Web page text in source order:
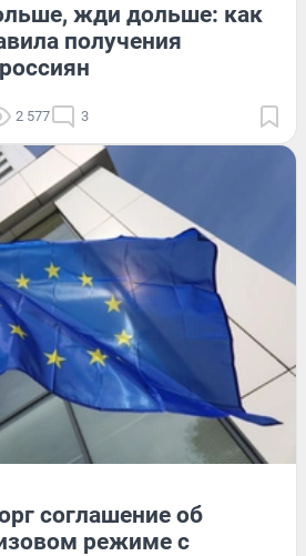
жди дольше: как
получения
2 577 3
соглашение об
режиме с